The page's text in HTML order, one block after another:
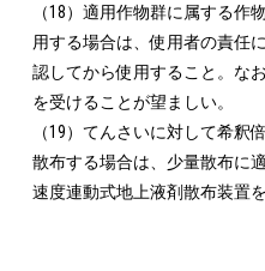
（18）適用作物群に属する作
用する場合は、使用者の責任
認してから使用すること。な
を受けることが望ましい。
（19）てんさいに対して希釈
散布する場合は、少量散布に
速度連動式地上液剤散布装置